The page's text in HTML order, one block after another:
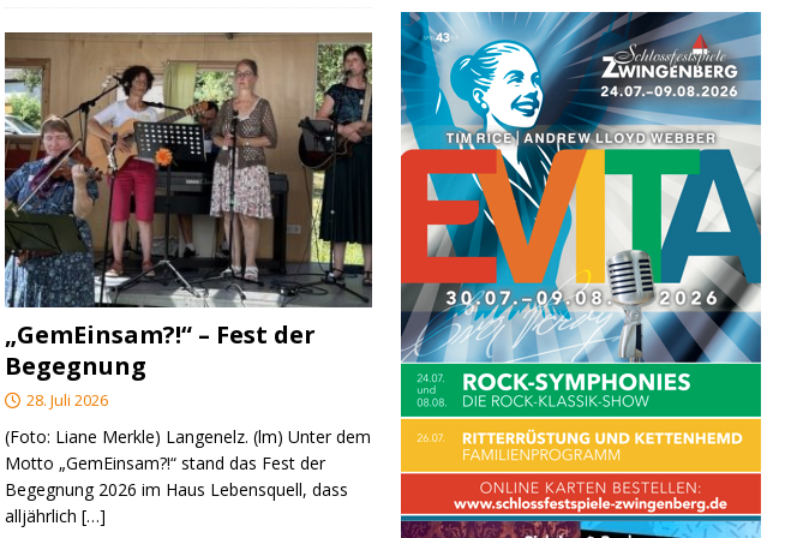
„GemEinsam?!“ – Fest der
Begegnung
28. Juli 2026
(Foto: Liane Merkle) Langenelz. (lm) Unter dem
Motto „GemEinsam?!“ stand das Fest der
Begegnung 2026 im Haus Lebensquell, dass
alljährlich[…]